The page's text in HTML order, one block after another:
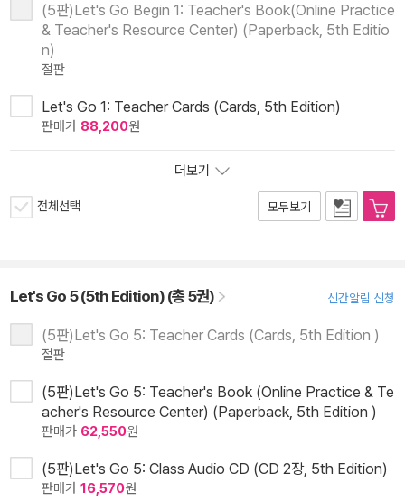
(5판)Let's Go Begin 1: Teacher's Book(Online Practice
& Teacher's Resource Center) (Paperback, 5th Editio
n)
절판
Let's Go 1: Teacher Cards (Cards, 5th Edition)
판매가 88,200원
더보기
전체선택 모두보기
Let's Go 5 (5th Edition) (총 5권) 신간알림 신청
(5판)Let's Go 5: Teacher Cards (Cards, 5th Edition )
절판
(5판)Let's Go 5: Teacher's Book (Online Practice & Te
acher's Resource Center) (Paperback, 5th Edition )
판매가 62,550원
(5판)Let's Go 5: Class Audio CD (CD 2장, 5th Edition)
판매가 16,570원